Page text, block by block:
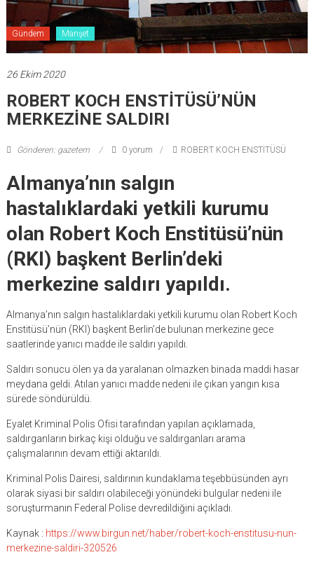
Gündem Manşet
26 Ekim 2020
ROBERT KOCH ENSTİTÜSÜ’NÜN
MERKEZİNE SALDIRI
Gönderen: gazetem 0 yorum ROBERT KOCH ENSTİTÜSÜ
Almanya’nın salgın
hastalıklardaki yetkili kurumu
olan Robert Koch Enstitüsü’nün
(RKI) başkent Berlin’deki
merkezine saldırı yapıldı.
Almanya’nın salgın hastalıklardaki yetkili kurumu olan Robert Koch
Enstitüsü’nün (RKI) başkent Berlin’de bulunan merkezine gece
saatlerinde yanıcı madde ile saldırı yapıldı.
Saldırı sonucu ölen ya da yaralanan olmazken binada maddi hasar
meydana geldi. Atılan yanıcı madde nedeni ile çıkan yangın kısa
sürede söndürüldü.
Eyalet Kriminal Polis Ofisi tarafından yapılan açıklamada,
saldırganların birkaç kişi olduğu ve saldırganları arama
çalışmalarının devam ettiği aktarıldı.
Kriminal Polis Dairesi, saldırının kundaklama teşebbüsünden ayrı
olarak siyasi bir saldırı olabileceği yönündeki bulgular nedeni ile
soruşturmanın Federal Polise devredildiğini açıkladı.
Kaynak : https://www.birgun.net/haber/robert-koch-enstitusu-nun-
merkezine-saldiri-320526